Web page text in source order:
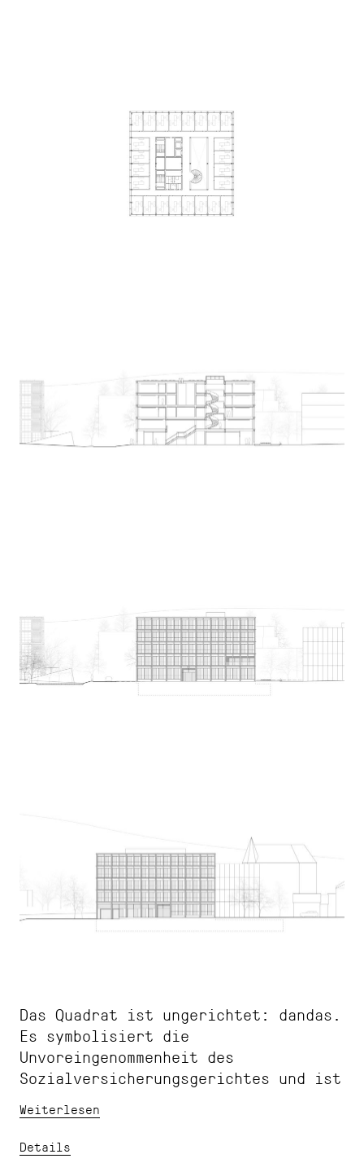
Das Quadrat ist ungerichtet: dandas.
Es symbolisiert die
Unvoreingenommenheit des
Sozialversicherungsgerichtes und ist
Richtungen ausgewogen. Der im
Grundriss quadratische Baukörper
übernimmt das orthogonale
Weiterlesen
Details